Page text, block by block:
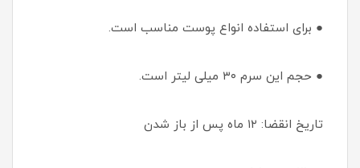
● برای استفاده انواع پوست مناسب است.
● حجم این سرم ۳۰ میلی لیتر است.
تاریخ انقضا: ۱۲ ماه پس از باز شدن